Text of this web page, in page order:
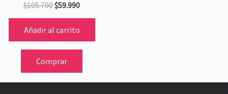
$105.700$59.990
Añadir al carrito
Comprar